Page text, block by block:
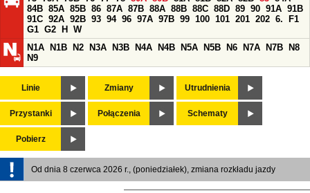
84B 85A 85B 86 87A 87B 88A 88B 88C 88D 89 90 91A 91B
91C 92A 92B 93 94 96 97A 97B 99 100 101 201 202 6.
F1
G1 G2 H
W
N1A
N1B N2 N3A N3B N4A N4B N5A N5B N6 N7A N7B
N8
N9
Linie Zmiany Utrudnienia
Przystanki Połączenia Schematy
Pobierz
Od dnia 8 czerwca 2026 r., (poniedziałek), zmiana rozkładu jazdy